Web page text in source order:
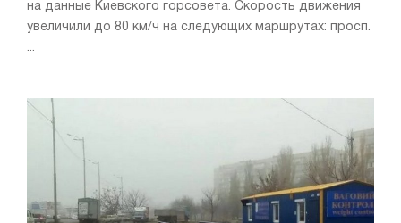
на данные Киевского горсовета. Скорость движения
увеличили до 80 км/ч на следующих маршрутах: просп.
...